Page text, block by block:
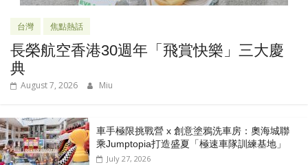
台灣 焦點熱話
長榮航空香港30週年「飛賞快樂」三大慶
典
August 7, 2026 Miu
車手極限挑戰營 x 創意塗鴉洗車房：奧海城聯
乘Jumptopia打造盛夏「極速車隊訓練基地」
July 27, 2026